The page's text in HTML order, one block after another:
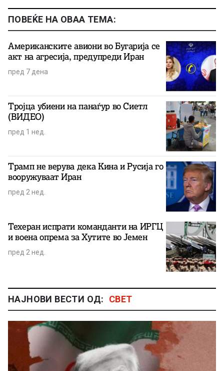
ПОВЕЌЕ НА ОВАА ТЕМА:
Американските авиони во Бугарија се
акт на агресија, предупреди Иран
пред 7 дена
Тројца убиени на панаѓур во Сиетл
(ВИДЕО)
пред 1 нед.
Трамп не верува дека Кина и Русија го
вооружуваат Иран
пред 2 нед.
Техеран испрати команданти на ИРГЦ
и воена опрема за Хутите во Јемен
пред 2 нед.
НАЈНОВИ ВЕСТИ ОД: СВЕТ